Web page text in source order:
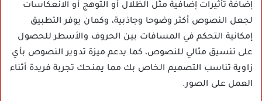
إضافة تأثيرات إضافية مثل الظلال أو التوهج أو الانعكاسات
لجعل النصوص أكثر وضوحا وجاذبية، وكمان يوفر التطبيق
إمكانية التحكم في المسافات بين الحروف والأسطر للحصول
على تنسيق مثالي للنصوص، كما يدعم ميزة تدوير النصوص بأي
زاوية تناسب التصميم الخاص بك مما يمنحك تجربة فريدة أثناء
العمل على الصور.